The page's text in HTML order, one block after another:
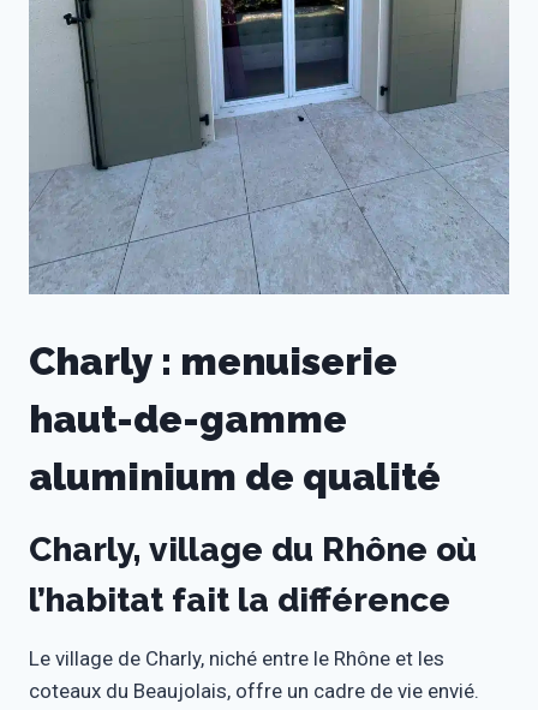
Charly : menuiserie
haut-de-gamme
aluminium de qualité
Charly, village du Rhône où
l’habitat fait la différence
Le village de Charly, niché entre le Rhône et les
coteaux du Beaujolais, offre un cadre de vie envié.